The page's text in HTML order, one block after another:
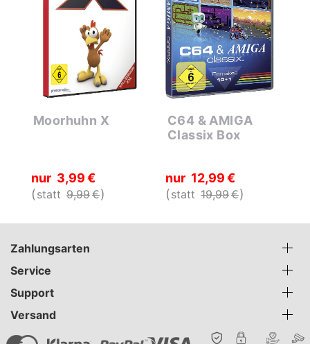
Moorhuhn X
nur 3 99€
statt 9 99€
C64 & AMIGA
Classix Box
nur 12 99€
statt 19 99€
Zahlungsarten
Service
Support
Versand